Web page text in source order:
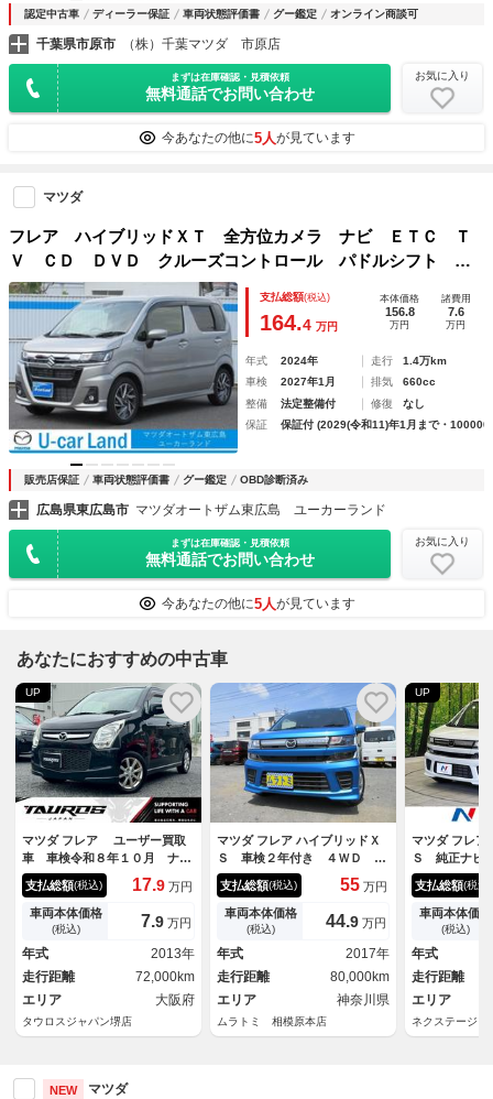
認定中古車 ディーラー保証 車両状態評価書 グー鑑定 オンライン商談可
千葉県市原市 （株）千葉マツダ 市原店
まずは在庫確認・見積依頼
無料通話でお問い合わせ
お気に入り
今あなたの他に5人が見ています
マツダ
フレア ハイブリッドＸＴ 全方位カメラ ナビ ＥＴＣ Ｔ
Ｖ ＣＤ ＤＶＤ クルーズコントロール パドルシフト シ
ートヒーター アルミホイール ベンチシート フルフラット
シート フロントフォグランプ スマートキー ドアバイザー
支払総額(税込)
164.4 万円
本体価格
156.8
万円
諸費用
7.6
万円
年式 2024年 走行
1.4万km
車検
2027年1月 排気
660cc
整備
法定整備付 修復
なし
保証
保証付 (2029(令和11)年1月まで・
販売店保証 車両状態評価書 グー鑑定 OBD診断済み
広島県東広島市 マツダオートザム東広島 ユーカーランド
まずは在庫確認・見積依頼
無料通話でお問い合わせ
お気に入り
今あなたの他に5人が見ています
あなたにおすすめの中古車
UP
マツダ フレア ユーザー買取
車 車検令和８年１０月 ナ
ビ バックカメラ ＴＶ 純正
１４インチアルミホイール オ
ートエアコン ＥＴＣ スマー
トキープッシュスタート
支払総額(税込) 17.9 万円
車両本体価格
(税込) 7.9 万円
年式
2013年
走行距離
72,000km
エリア
大阪府
タウロスジャパン堺店
マツダ フレア ハイブリッドＸ
Ｓ 車検２年付き ４ＷＤ ヘ
ッドアップディスプレイ ブレ
ーキサポート 車線逸脱警報
先行車発進警報 オートハイビ
ーム ＬＥＤオートヘッドライ
ト メモリナビ Ｂｌｕｅｔｏ
ｏｔｈフルセグＴＶ ＥＴＣ
支払総額(税込) 55 万円
車両本体価格
(税込) 44.9 万円
年式
2017年
走行距離
80,000km
エリア
神奈川県
ムラトミ 相模原本店
UP
マツダ フレア
Ｓ 純正ナビ
キサポート
ーター ドラ
ー ＬＥＤ
正１４イン
イビーム オ
トエアコン
ｈ
支払総額(税込)
車両本体価格
(税込)
年式
走行距離
エリア
ネクステージ
NEW マツダ